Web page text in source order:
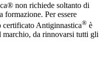
non richiede soltanto di
formazione. Per essere
certificato Antiginnastica® è
marchio, da rinnovarsi tutti gli